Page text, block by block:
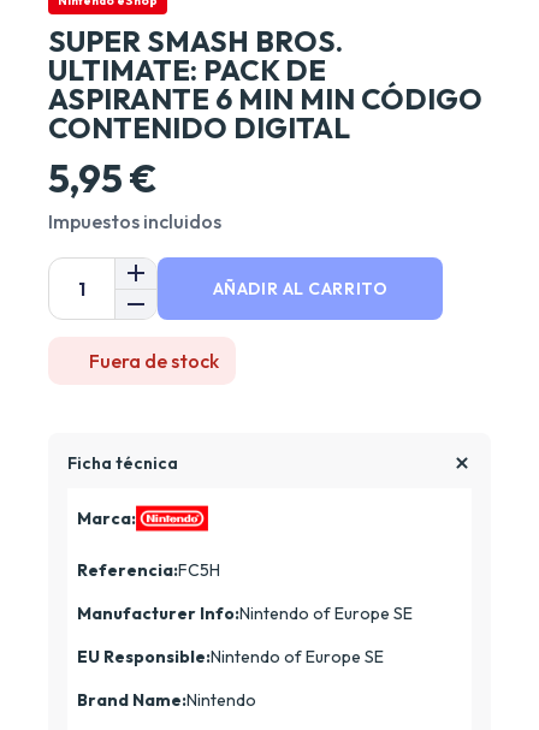
SUPER SMASH BROS.
ULTIMATE: PACK DE
ASPIRANTE 6 MIN MIN CÓDIGO
CONTENIDO DIGITAL
5,95 €
Impuestos incluidos
AÑADIR AL CARRITO
Fuera de stock
Ficha técnica
Marca:
Referencia:FC5H
Manufacturer Info:Nintendo of Europe SE
EU Responsible:Nintendo of Europe SE
Brand Name:Nintendo